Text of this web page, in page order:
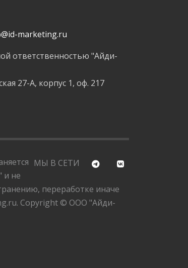
marketing.ru
ответственностью "Айди-
27-А, корпус 1, оф. 217
МЫ В СЕТИ
и не
переработке иначе
Copyright © ООО "Айди-